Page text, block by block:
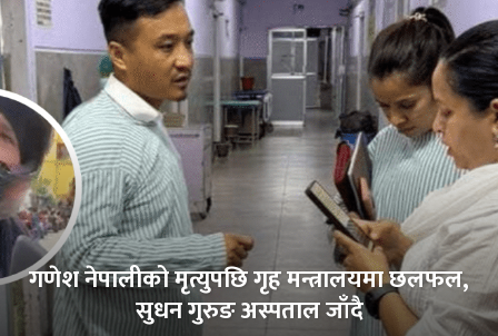
गणेश नेपालीको मृत्युपछि गृह मन्त्रालयमा छलफल,
सुधन गुरुङ अस्पताल जाँदै